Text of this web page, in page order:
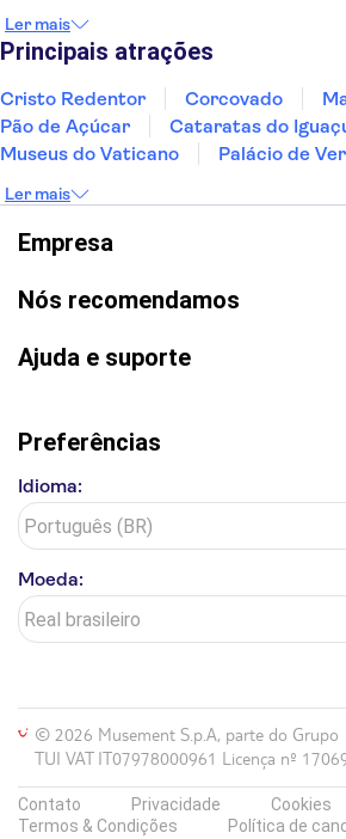
Fernando de Noronha
Ler mais
Principais atrações
Cristo Redentor Corcovado
Pão de Açúcar
Cataratas do
Museus do Vaticano
Palácio de
Museu do Louvre
Sagrada Família
Estátua da Liberdade
Grand Canyon
Torre de Belém
Discovery Cove
Ler mais
Empresa
Nós recomendamos
Ajuda e suporte
Preferências
Idioma:
Moeda:
© 2026 Musement S.p.A, parte do Grupo
TUI VAT IT07978000961 Licença nº
Contato Privacidade
Cookies
Termos & Condições
Política de